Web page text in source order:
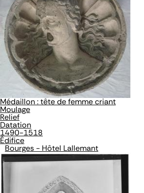
Médaillon : tête de femme criant
Moulage
Relief
Datation
1490-1518
Édifice
Bourges - Hôtel Lallemant